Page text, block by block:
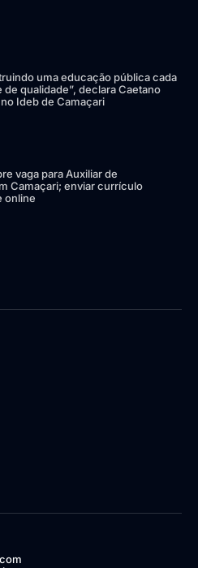
uma educação pública cada
de qualidade”, declara Caetano
Ideb de Camaçari
vaga para Auxiliar de
Camaçari; enviar currículo
online